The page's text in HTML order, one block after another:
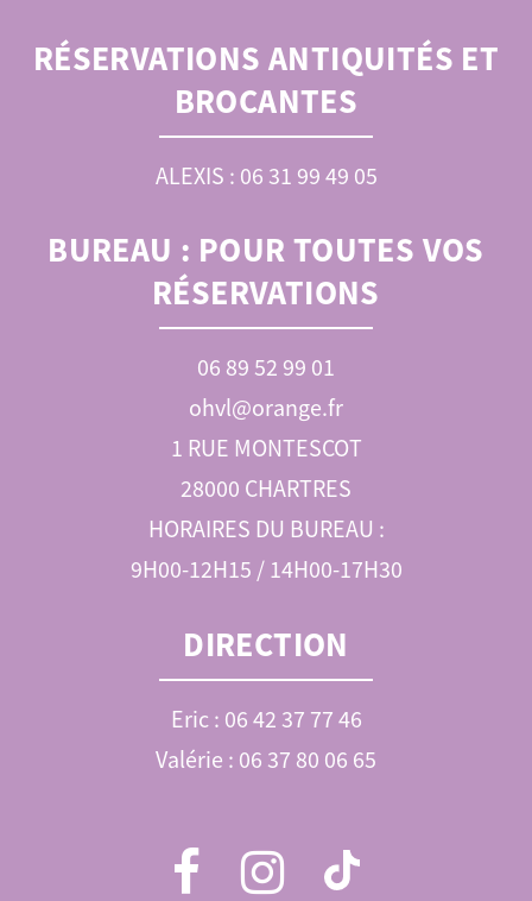
RÉSERVATIONS ANTIQUITÉS ET
BROCANTES
ALEXIS : 06 31 99 49 05
BUREAU : POUR TOUTES VOS
RÉSERVATIONS
06 89 52 99 01
ohvl@orange.fr
1 RUE MONTESCOT
28000 CHARTRES
HORAIRES DU BUREAU :
9H00-12H15 / 14H00-17H30
DIRECTION
Eric : 06 42 37 77 46
Valérie : 06 37 80 06 65